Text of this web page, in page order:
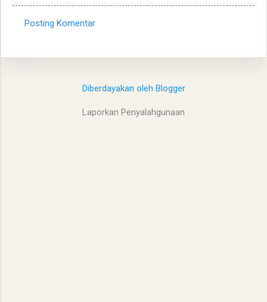
Posting Komentar
Diberdayakan oleh Blogger
Laporkan Penyalahgunaan